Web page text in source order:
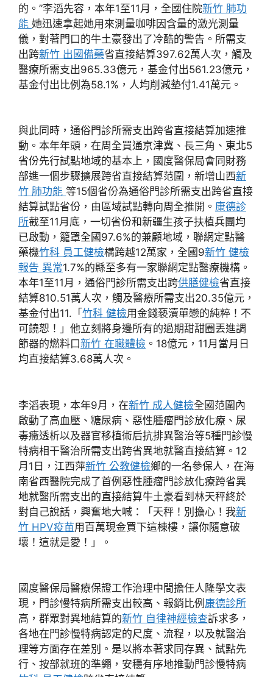
的。”李滔先容，本年1至11月，全國住院新竹 肺功
能 她迅速拿起她用來測量咖啡因含量的激光測量
儀，對著門口的牛土豪發出了冷酷的警告。所需支
出跨新竹 出國備藥省直接結算397.62萬人次，觸及
醫療所需支出965.33億元，基金付出561.23億元，
基金付出比例為58.1%，人均削減墊付1.41萬元。
與此同時，通俗門診所需支出跨省直接結算加速推
動。本年年頭，在周全買通京津冀、長三角、東北5
省份先行試點地域的基本上，國度醫保局會同財務
部進一個步驟擴展跨省直接結算范圍，新增山西新
竹 肺功能 等15個省份為通俗門診所需支出跨省直接
結算試點省份，由區域試點轉向周全推開。 康德診
所截至11月底，一切省份和新疆生孩子扶植兵團均
已啟動，籠罩全國97.6%的兼顧地域，聯網定點醫
藥機竹科 員工健檢構跨越12萬家，全國9新竹 健檢
報告 異常1.7%的縣至多有一家聯網定點醫療機構。
本年1至11月，通俗門診所需支出跨供膳健檢省直接
結算810.51萬人次，觸及醫療所需支出20.35億元，
基金付出11.「 竹科 健檢用金錢褻瀆單戀的純粹！不
可饒恕！」他立刻將身邊所有的過期甜甜圈丟進調
節器的燃料口新竹 在職體檢 。18億元，11月當月日
均直接結算3.68萬人次。
李滔表現，本年9月，在新竹 成人健檢全國范圍內
啟動了高血壓、糖尿病、惡性腫瘤門診放化療、尿
毒癥透析以及器官移植術后抗排異醫治等5種門診慢
特病相干醫治所需支出跨省異地就醫直接結算。12
月1日，江西萍新竹 公教健檢鄉的一名參保人，在海
南省西醫院完成了首例惡性腫瘤門診放化療跨省異
地就醫所需支出的直接結算牛土豪看到林天秤終於
對自己說話，興奮地大喊：「天秤！別擔心！我新
竹 HPV疫苗用百萬現金買下這棟樓，讓你隨意破
壞！這就是愛！」。
國度醫保局醫療保證工作治理中間擔任人隆學文表
現，門診慢特病所需支出較高、報銷比例 康德診所
高，群眾對異地結算的新竹 自律神經檢查訴求多，
各地在門診慢特病認定的尺度、流程，以及就醫治
理等方面存在差別。是以將本著求同存異、試點先
行、按部就班的準繩，安穩有序地推動門診慢特病